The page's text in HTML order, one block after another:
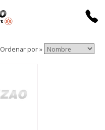
Ordenar por »